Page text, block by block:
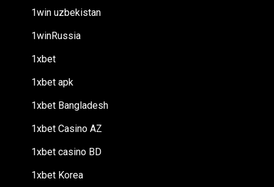
1win uzbekistan
1winRussia
1xbet
1xbet apk
1xbet Bangladesh
1xbet Casino AZ
1xbet casino BD
1xbet Korea